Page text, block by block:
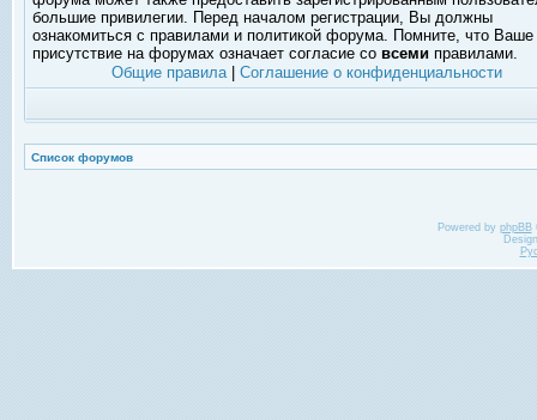
большие привилегии. Перед началом регистрации, Вы должны
ознакомиться с правилами и политикой форума. Помните, что Ваше
присутствие на форумах означает согласие со всеми правилами.
Общие правила| Соглашение о конфиденциальности
Список форумов
Powered by phpBB